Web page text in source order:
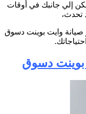
إلي جانبك في أوقات
تحدث،
وايت بوينت دسوق
.
بوينت دسوق